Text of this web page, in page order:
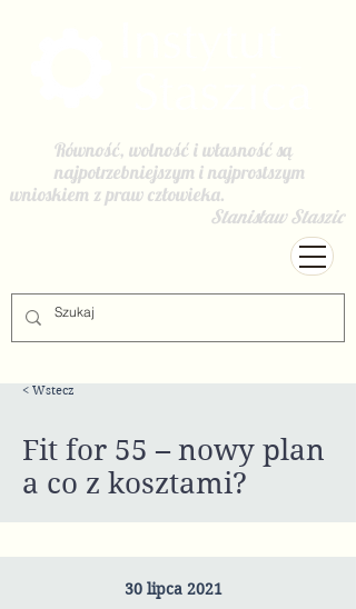
Równość, wolność i własność są
najpotrzebniejszym i najprostszym
wnioskiem z praw człowieka.
Stanisław Staszic
< Wstecz
Fit for 55 – nowy plan
a co z kosztami?
30 lipca 2021